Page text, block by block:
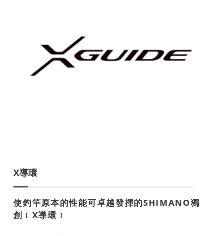
X導環
使釣竿原本的性能可卓越發揮的SHIMANO獨
創﹝X導環﹞